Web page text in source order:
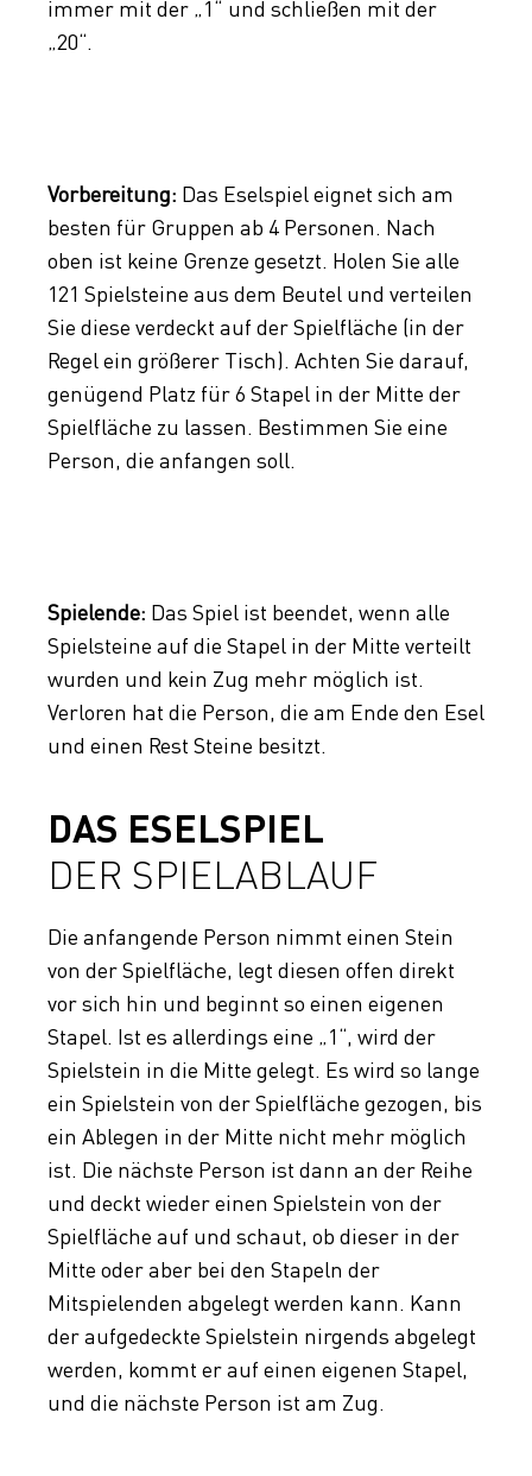
immer mit der „1“ und schließen mit der
„20“.
Vorbereitung: Das Eselspiel eignet sich am
besten für Gruppen ab 4 Personen. Nach
oben ist keine Grenze gesetzt. Holen Sie alle
121 Spielsteine aus dem Beutel und verteilen
Sie diese verdeckt auf der Spielfläche (in der
Regel ein größerer Tisch). Achten Sie darauf,
genügend Platz für 6 Stapel in der Mitte der
Spielfläche zu lassen. Bestimmen Sie eine
Person, die anfangen soll.
Spielende: Das Spiel ist beendet, wenn alle
Spielsteine auf die Stapel in der Mitte verteilt
wurden und kein Zug mehr möglich ist.
Verloren hat die Person, die am Ende den Esel
und einen Rest Steine besitzt.
DAS ESELSPIEL
DER SPIELABLAUF
Die anfangende Person nimmt einen Stein
von der Spielfläche, legt diesen offen direkt
vor sich hin und beginnt so einen eigenen
Stapel. Ist es allerdings eine „1“, wird der
Spielstein in die Mitte gelegt. Es wird so lange
ein Spielstein von der Spielfläche gezogen, bis
ein Ablegen in der Mitte nicht mehr möglich
ist. Die nächste Person ist dann an der Reihe
und deckt wieder einen Spielstein von der
Spielfläche auf und schaut, ob dieser in der
Mitte oder aber bei den Stapeln der
Mitspielenden abgelegt werden kann. Kann
der aufgedeckte Spielstein nirgends abgelegt
werden, kommt er auf einen eigenen Stapel,
und die nächste Person ist am Zug.